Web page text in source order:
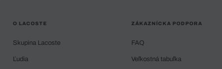
O LACOSTE
Skupina Lacoste
Ľudia
ZÁKAZNÍCKA PODPORA
FAQ
Veľkostná tabuľka